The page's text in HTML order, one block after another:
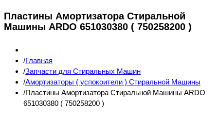
Пластины Амортизатора Стиральной
Машины ARDO 651030380 ( 750258200 )
Главная
Запчасти для Стиральных Машин
Амортизаторы ( успокоители ) Стиральной Машины
Пластины Амортизатора Стиральной Машины ARDO
651030380 ( 750258200 )